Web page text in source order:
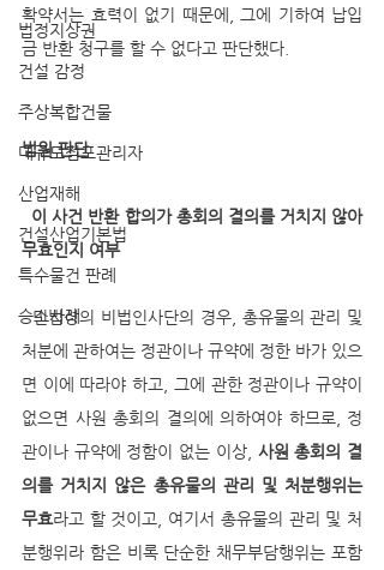
법정지상권
건설 감정
주상복합건물
대규모점포관리자
산업재해
건설산업기본법
특수물건 판례
승소사례
확약서는 효력이 없기 때문에, 그에 기하여 납입
금 반환 청구를 할 수 없다고 판단했다.
법원 판단
이 사건 반환 합의가 총회의 결의를 거치지 않아
무효인지 여부
  민법상의 비법인사단의 경우, 총유물의 관리 및
처분에 관하여는 정관이나 규약에 정한 바가 있으
면 이에 따라야 하고, 그에 관한 정관이나 규약이
없으면 사원 총회의 결의에 의하여야 하므로, 정
관이나 규약에 정함이 없는 이상, 사원 총회의 결
의를 거치지 않은 총유물의 관리 및 처분행위는
무효라고 할 것이고, 여기서 총유물의 관리 및 처
분행위라 함은 비록 단순한 채무부담행위는 포함